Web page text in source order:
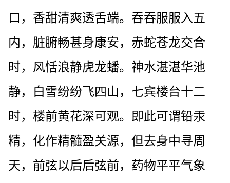
口，香甜清爽透舌端。吞吞服服入五
内，脏腑畅甚身康安，赤蛇苍龙交合
时，风恬浪静虎龙蟠。神水湛湛华池
静，白雪纷纷飞四山，七宾楼台十二
时，楼前黄花深可观。即此可谓铅汞
精，化作精髓盈关源，但去身中寻周
天，前弦以后后弦前，药物平平气象